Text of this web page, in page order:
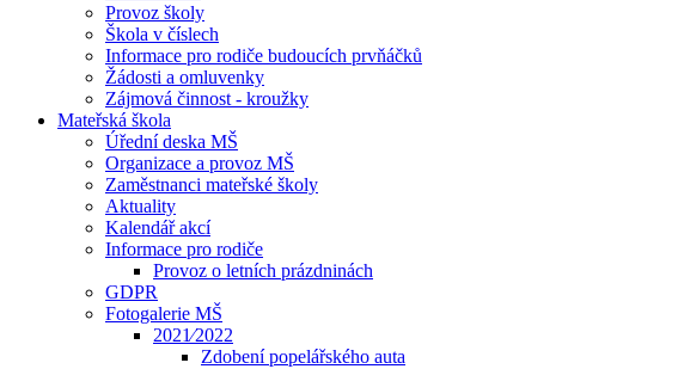
Provoz školy
Škola v číslech
Informace pro rodiče budoucích prvňáčků
Žádosti a omluvenky
Zájmová činnost - kroužky
Mateřská škola
Úřední deska MŠ
Organizace a provoz MŠ
Zaměstnanci mateřské školy
Aktuality
Kalendář akcí
Informace pro rodiče
Provoz o letních prázdninách
GDPR
Fotogalerie MŠ
2021⁄2022
Zdobení popelářského auta